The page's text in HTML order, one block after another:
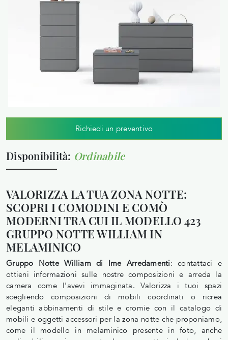
Richiedi un preventivo
Disponibilità: Ordinabile
VALORIZZA LA TUA ZONA NOTTE:
SCOPRI I COMODINI E COMÒ
MODERNI TRA CUI IL MODELLO 423
GRUPPO NOTTE WILLIAM IN
MELAMINICO
Gruppo Notte William di Ime Arredamenti: contattaci e
ottieni informazioni sulle nostre composizioni e arreda la
camera come l'avevi immaginata. Valorizza i tuoi spazi
scegliendo composizioni di mobili coordinati o ricrea
eleganti abbinamenti di stile e cromie con il catalogo di
mobili e oggetti accessori per la zona notte che proponiamo,
come il modello in melaminico presente in foto, anche